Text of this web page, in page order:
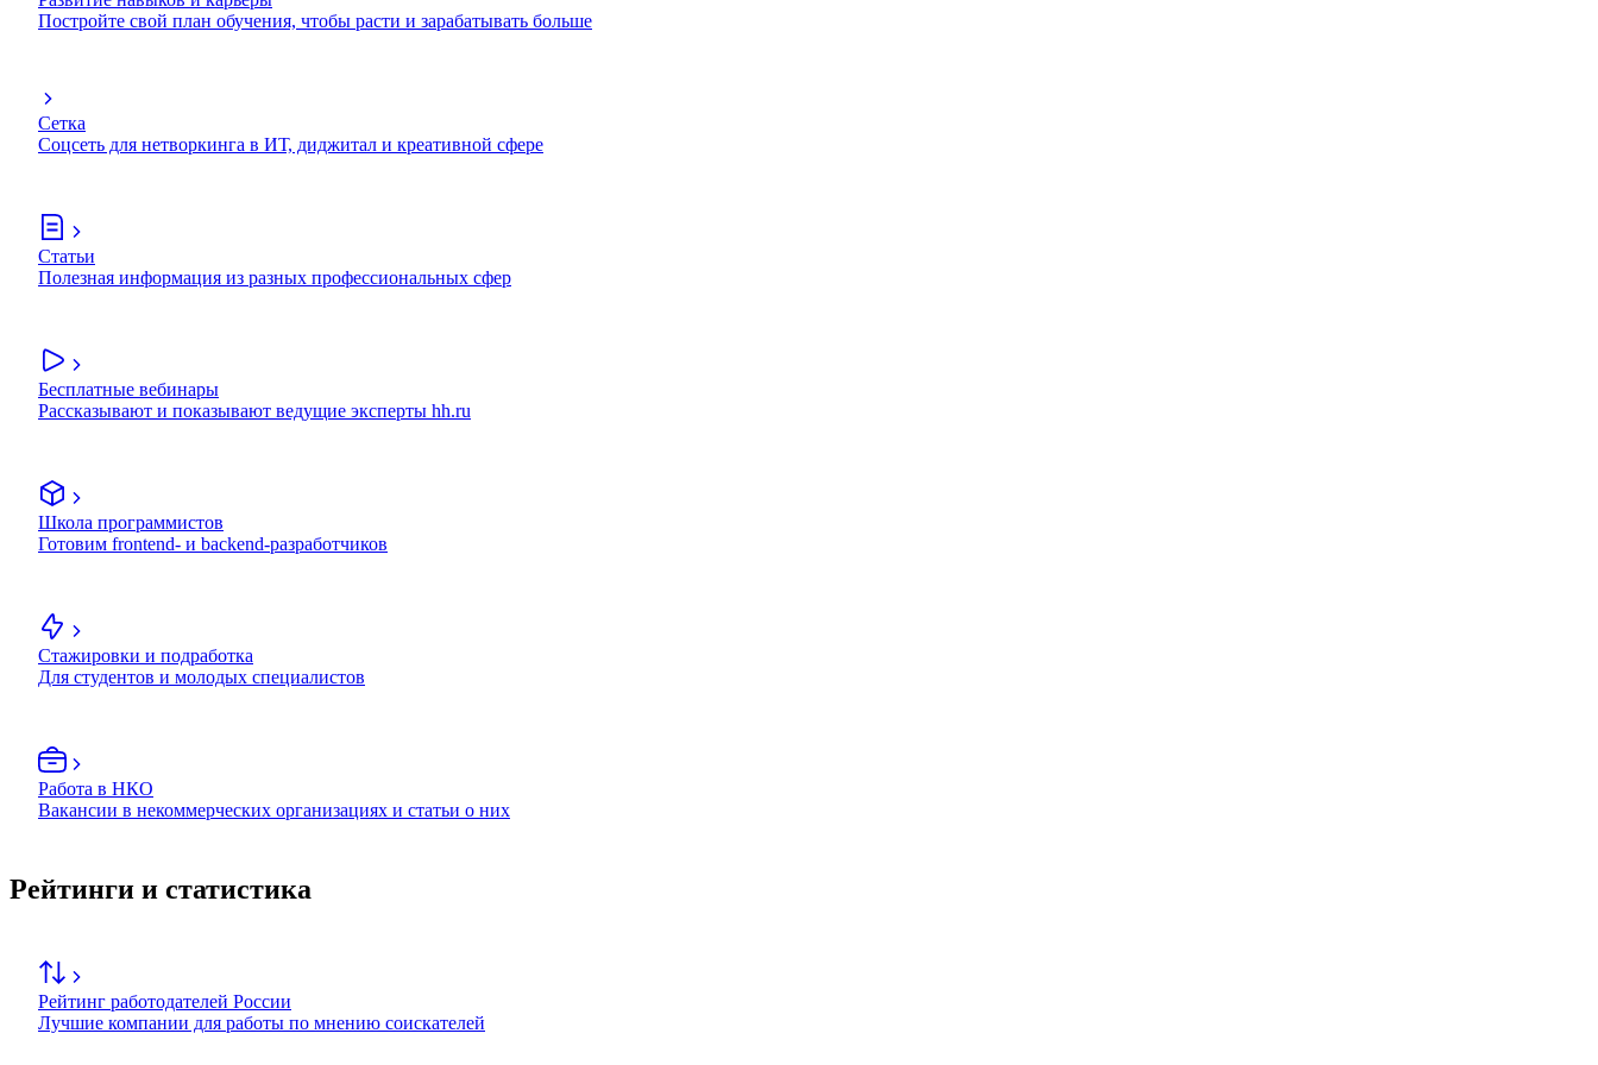
Постройте свой план обучения, чтобы расти и зарабатывать больше
Сетка
Соцсеть для нетворкинга в ИТ, диджитал и креативной сфере
Статьи
Полезная информация из разных профессиональных сфер
Бесплатные вебинары
Рассказывают и показывают ведущие эксперты hh.ru
Школа программистов
Готовим frontend- и backend-разработчиков
Стажировки и подработка
Для студентов и молодых специалистов
Работа в НКО
Вакансии в некоммерческих организациях и статьи о них
Рейтинги и статистика
Рейтинг работодателей России
Лучшие компании для работы по мнению соискателей